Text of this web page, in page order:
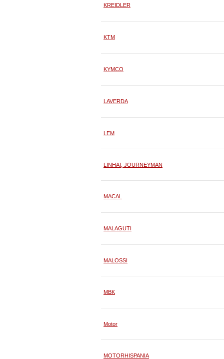
KREIDLER
KTM
KYMCO
LAVERDA
LEM
LINHAI, JOURNEYMAN
MACAL
MALAGUTI
MALOSSI
MBK
Motor
MOTORHISPANIA